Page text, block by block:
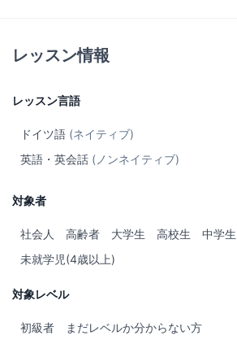
レッスン情報
レッスン言語
ドイツ語 (ネイティブ)
英語・英会話 (ノンネイティブ)
対象者
社会人 高齢者 大学生 高校生 中学生
未就学児(4歳以上)
対象レベル
初級者
まだレベルか分からない方